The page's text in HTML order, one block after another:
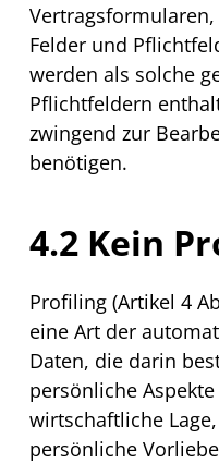
Felder und
werden als solche
Pflichtfeldern
zwingend zur
benötigen.
4.2 Kein
Profiling (Artikel 4
eine Art der
Daten, die darin
persönliche
wirtschaftliche
persönliche